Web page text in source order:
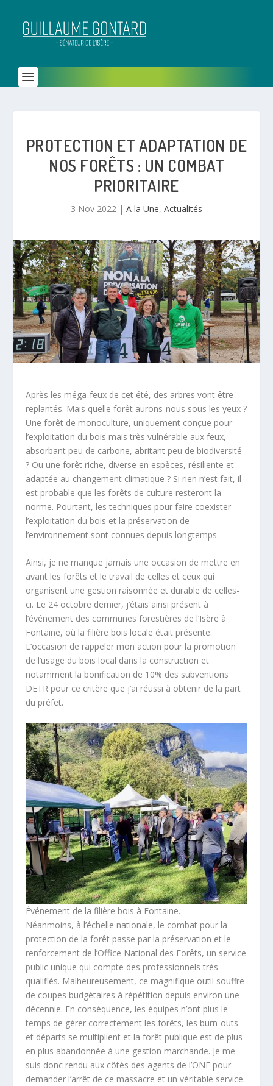
PROTECTION ET ADAPTATION DE
NOS FORÊTS : UN COMBAT
PRIORITAIRE
3 Nov 2022 | A la Une, Actualités
Après les méga-feux de cet été, des arbres vont être
replantés. Mais quelle forêt aurons-nous sous les yeux ?
Une forêt de monoculture, uniquement conçue pour
l’exploitation du bois mais très vulnérable aux feux,
absorbant peu de carbone, abritant peu de biodiversité
? Ou une forêt riche, diverse en espèces, résiliente et
adaptée au changement climatique ? Si rien n’est fait, il
est probable que les forêts de culture resteront la
norme. Pourtant, les techniques pour faire coexister
l’exploitation du bois et la préservation de
l’environnement sont connues depuis longtemps.
Ainsi, je ne manque jamais une occasion de mettre en
avant les forêts et le travail de celles et ceux qui
organisent une gestion raisonnée et durable de celles-
ci. Le 24 octobre dernier, j’étais ainsi présent à
l’événement des communes forestières de l’Isère à
Fontaine, où la filière bois locale était présente.
L’occasion de rappeler mon action pour la promotion
de l’usage du bois local dans la construction et
notamment la bonification de 10% des subventions
DETR pour ce critère que j’ai réussi à obtenir de la part
du préfet.
Événement de la filière bois à Fontaine.
Néanmoins, à l’échelle nationale, le combat pour la
protection de la forêt passe par la préservation et le
renforcement de l’Office National des Forêts, un service
public unique qui compte des professionnels très
qualifiés. Malheureusement, ce magnifique outil souffre
de coupes budgétaires à répétition depuis environ une
décennie. En conséquence, les équipes n’ont plus le
temps de gérer correctement les forêts, les burn-outs
et départs se multiplient et la forêt publique est de plus
en plus abandonnée à une gestion marchande. Je me
suis donc rendu aux côtés des agents de l’ONF pour
demander l’arrêt de ce massacre et un véritable service